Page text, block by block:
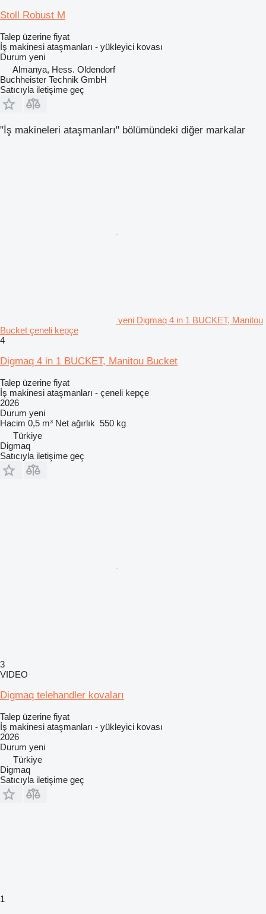
Stoll Robust M
Talep üzerine fiyat
İş makinesi ataşmanları - yükleyici kovası
Durum yeni
Almanya, Hess. Oldendorf
Buchheister Technik GmbH
Satıcıyla iletişime geç
"İş makineleri ataşmanları" bölümündeki diğer markalar
yeni Digmaq 4 in 1 BUCKET, Manitou
Bucket çeneli kepçe
4
Digmaq 4 in 1 BUCKET, Manitou Bucket
Talep üzerine fiyat
İş makinesi ataşmanları - çeneli kepçe
2026
Durum yeni
Hacim 0,5 m³ Net ağırlık 550 kg
Türkiye
Digmaq
Satıcıyla iletişime geç
3
VIDEO
Digmaq telehandler kovaları
Talep üzerine fiyat
İş makinesi ataşmanları - yükleyici kovası
2026
Durum yeni
Türkiye
Digmaq
Satıcıyla iletişime geç
1